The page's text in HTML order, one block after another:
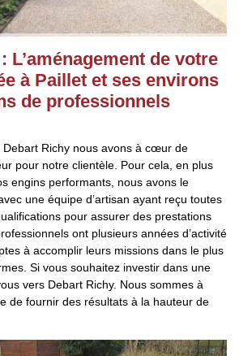
L’aménagement de votre
à Paillet et ses environs
de professionnels
Richy nous avons à cœur de
pour notre clientèle. Pour cela, en plus
engins performants, nous avons le
une équipe d’artisan ayant reçu toutes
pour assurer des prestations
ont plusieurs années d’activité
à accomplir leurs missions dans le plus
Si vous souhaitez investir dans une
vers Debart Richy. Nous sommes à
de fournir des résultats à la hauteur de